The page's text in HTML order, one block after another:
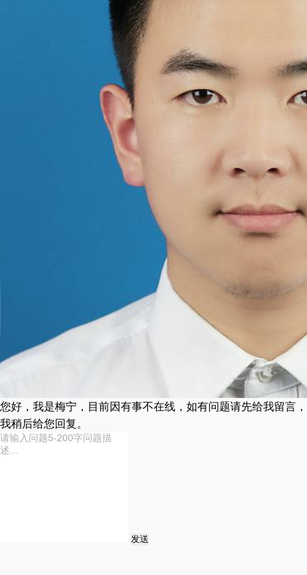
您好，我是梅宁，目前因有事不在线，如有问题请先给我留言，
我稍后给您回复。
发送